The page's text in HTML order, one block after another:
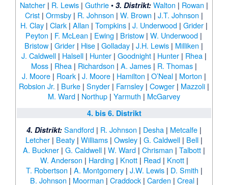
Natcher| R. Lewis| Guthrie• 3. Distrikt: Walton | Rowan |
Crist| Ormsby| R. Johnson | W. Brown | J.T. Johnson |
H. Clay| Clark| Allan | Tompkins| J. Underwood| Grider|
Peyton | F. McLean | Ewing | Bristow |W. Underwood |
Bristow |Grider | Hise |Golladay |J.H. Lewis | Milliken |
J. Caldwell| Halsell| Hunter| Goodnight| Hunter| Rhea|
Moss| Rhea| Richardson | A. James| R. Thomas|
J. Moore| Roark| J. Moore| Hamilton | O’Neal| Morton |
Robsion Jr. | Burke| Snyder| Farnsley| Cowger| Mazzoli|
M. Ward| Northup| Yarmuth | McGarvey
4. bis 6. Distrikt
4. Distrikt: Sandford | R. Johnson | Desha | Metcalfe |
Letcher | Beaty | Williams | Owsley | G. Caldwell | Bell |
A. Buckner | G. Caldwell | W. Ward | Chrisman | Talbott |
W. Anderson | Harding | Knott| Read| Knott|
T. Robertson | A. Montgomery| J.W. Lewis| D. Smith |
B. Johnson | Moorman | Craddock| Carden | Creal|